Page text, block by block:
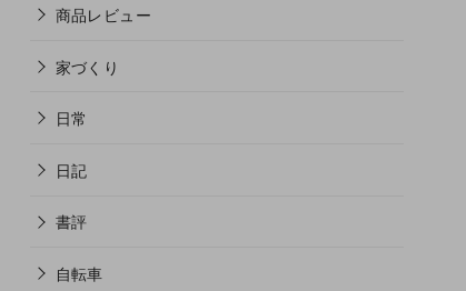
商品レビュー
家づくり
日常
日記
書評
自転車